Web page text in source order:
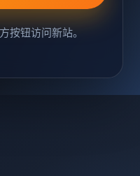
按钮访问新站。